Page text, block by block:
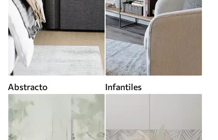
Abstracto Infantiles